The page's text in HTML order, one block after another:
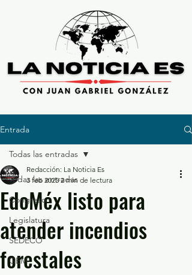
Entrada
Todas las entradas
Congreso
Legislatura
SEDECO
GEM
Todas las entradas
EdoMéx listo para
atender incendios
forestales
Redacción: La Noticia Es
3 feb 2025 2 min de lectura